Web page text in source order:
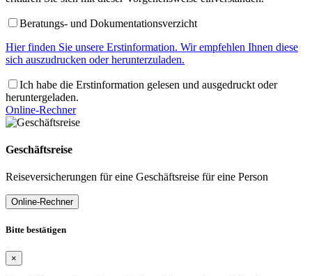
Beratungs- und Dokumentationsverzicht
Hier finden Sie unsere Erstinformation. Wir empfehlen Ihnen diese
sich auszudrucken oder herunterzuladen.
Ich habe die Erstinformation gelesen und ausgedruckt oder
heruntergeladen.
Online-Rechner
Geschäftsreise
Reiseversicherungen für eine Geschäftsreise für eine Person
Online-Rechner
Bitte bestätigen
×